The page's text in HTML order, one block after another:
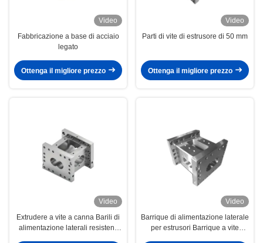
Video
Fabbricazione a base di acciaio
legato
Ottenga il migliore prezzo
Video
Parti di vite di estrusore di 50 mm
Ottenga il migliore prezzo
Video
Extrudere a vite a canna Barili di
alimentazione laterali resistenti
Video
Barrique di alimentazione laterale
per estrusori Barrique a vite